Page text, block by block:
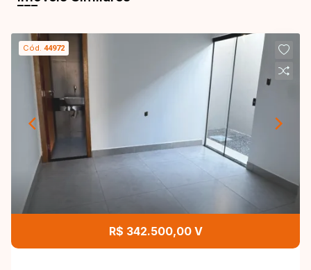
Cód.44972
R$ 342.500,00 V